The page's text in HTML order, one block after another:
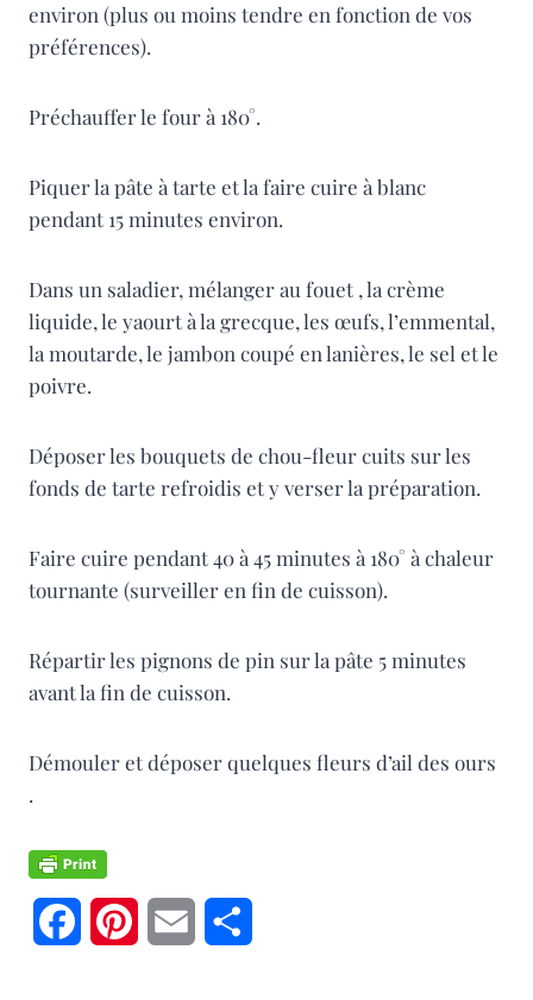
environ (plus ou moins tendre en fonction de vos
préférences).
Préchauffer le four à 180°.
Piquer la pâte à tarte et la faire cuire à blanc
pendant 15 minutes environ.
Dans un saladier, mélanger au fouet , la crème
liquide, le yaourt à la grecque, les œufs, l’emmental,
la moutarde, le jambon coupé en lanières, le sel et le
poivre.
Déposer les bouquets de chou-fleur cuits sur les
fonds de tarte refroidis et y verser la préparation.
Faire cuire pendant 40 à 45 minutes à 180° à chaleur
tournante (surveiller en fin de cuisson).
Répartir les pignons de pin sur la pâte 5 minutes
avant la fin de cuisson.
Démouler et déposer quelques fleurs d’ail des ours
.